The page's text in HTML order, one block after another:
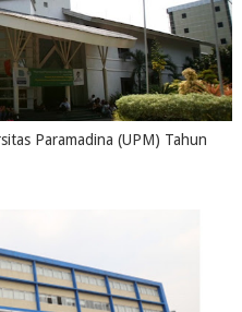
Paramadina (UPM) Tahun